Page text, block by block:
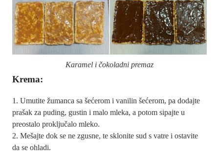
Karamel i čokoladni premaz
Krema:
Umutite žumanca sa šećerom i vanilin šećerom, pa dodajte
prašak za puding, gustin i malo mleka, a potom sipajte u
preostalo proključalo mleko.
Mešajte dok se ne zgusne, te sklonite sud s vatre i ostavite
da se ohladi.